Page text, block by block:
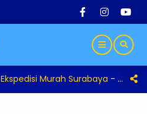
Ekspedisi Murah Surabaya -